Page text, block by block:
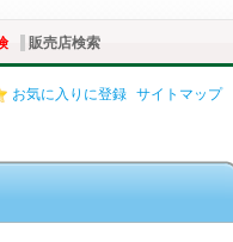
販売店検索
お気に入りに登録 サイトマップ